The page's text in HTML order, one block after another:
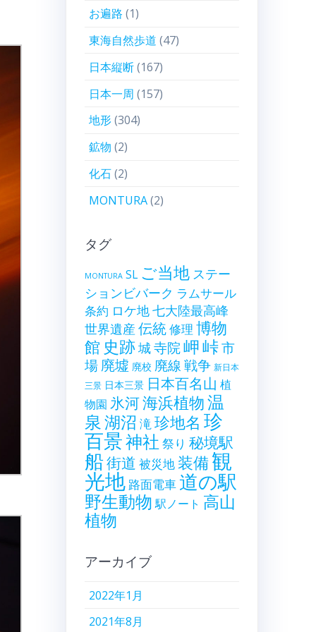
お遍路 (1)
東海自然歩道 (47)
日本縦断(167)
日本一周 (157)
地形(304)
鉱物 (2)
化石(2)
MONTURA(2)
タグ
MONTURA SL ご当地 ステー
ションビバーク ラムサール
条約 ロケ地七大陸最高峰
世界遺産 伝統修理 博物
館 史跡城寺院岬峠市
場 廃墟 廃校 廃線戦争 新日本
三景 日本三景 日本百名山 植
物園 氷河海浜植物温
泉湖沼 滝珍地名 珍
百景神社 祭り 秘境駅
船街道 被災地装備観
光地 路面電車道の駅
野生動物 駅ノート 高山
植物
アーカイブ
2022年1月
2021年8月